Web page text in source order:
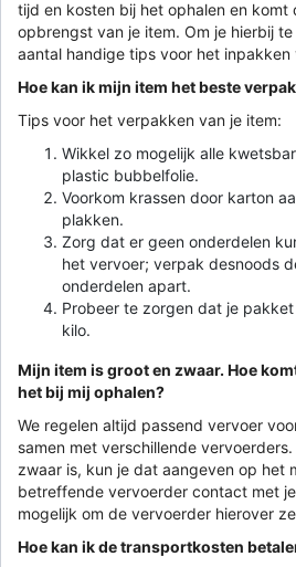
tijd en kosten bij het ophalen en komt
opbrengst van je item. Om je hierbij
aantal handige tips voor het
Hoe kan ik mijn item het beste
Tips voor het verpakken van je item:
Wikkel zo mogelijk alle
plastic bubbelfolie.
Voorkom krassen door karton
plakken.
Zorg dat er geen onderdelen
het vervoer; verpak desnoods
onderdelen apart.
Probeer te zorgen dat je
kilo.
Mijn item is groot en zwaar. Hoe
het bij mij ophalen?
We regelen altijd passend vervoer
samen met verschillende
zwaar is, kun je dat aangeven op het
betreffende vervoerder contact met
mogelijk om de vervoerder hierover
Hoe kan ik de transportkosten